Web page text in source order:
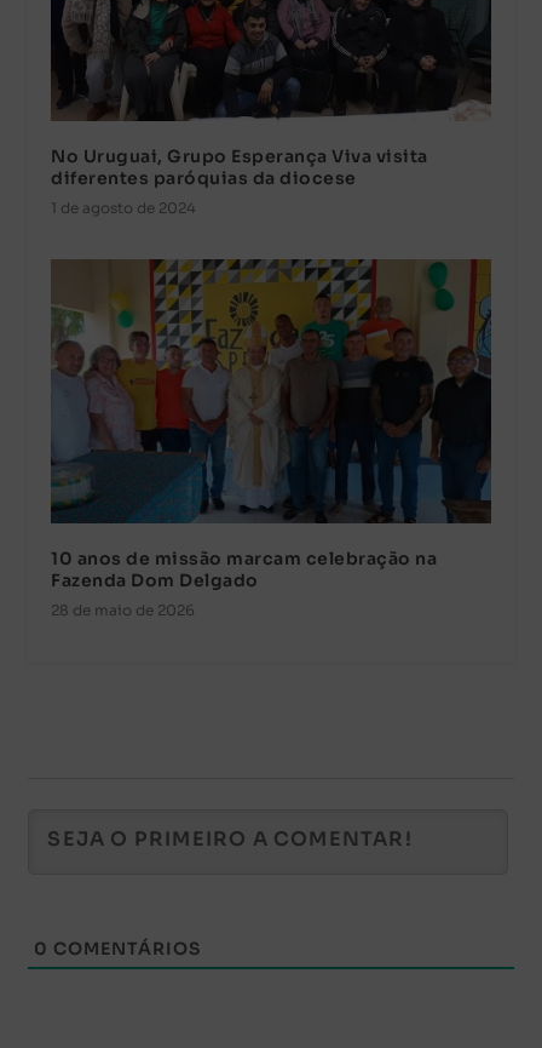
No Uruguai, Grupo Esperança Viva visita
diferentes paróquias da diocese
1 de agosto de 2024
10 anos de missão marcam celebração na
Fazenda Dom Delgado
28 de maio de 2026
0 COMENTÁRIOS